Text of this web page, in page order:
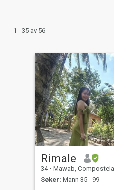
1 - 35 av 56
Rimale
34 • Mawab, Compostela Valley, Filippinene
Søker: Mann 35 - 99